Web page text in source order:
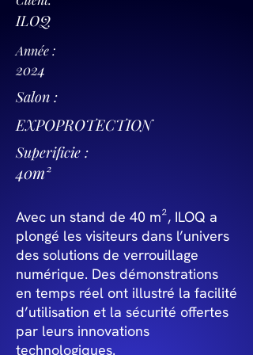
ILOQ
Année :
2024
Salon :
EXPOPROTECTION
Superificie :
40m²
Avec un stand de 40 m², ILOQ a
plongé les visiteurs dans l’univers
des solutions de verrouillage
numérique. Des démonstrations
en temps réel ont illustré la facilité
d’utilisation et la sécurité offertes
par leurs innovations
technologiques.